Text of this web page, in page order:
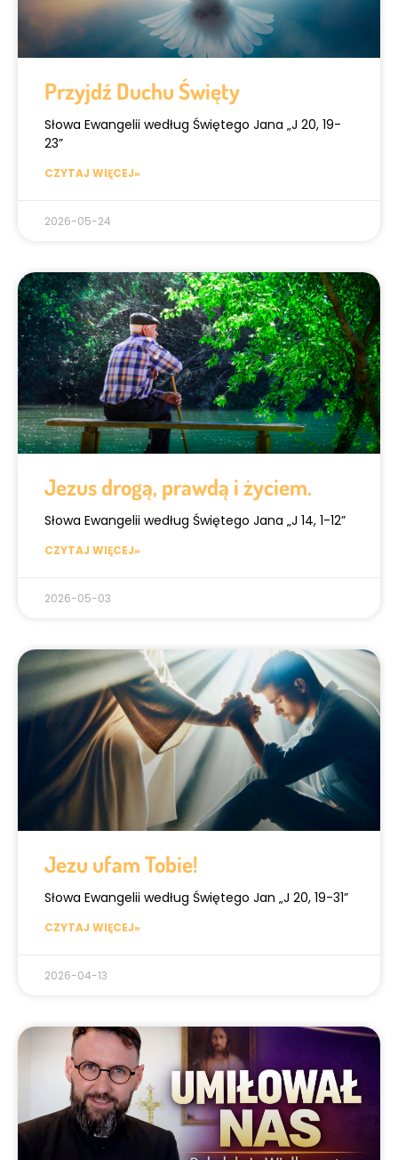
Przyjdź Duchu Święty
Słowa Ewangelii według Świętego Jana „J 20, 19-
23”
CZYTAJ WIĘCEJ»
2026-05-24
Jezus drogą, prawdą i życiem.
Słowa Ewangelii według Świętego Jana „J 14, 1-12”
CZYTAJ WIĘCEJ»
2026-05-03
Jezu ufam Tobie!
Słowa Ewangelii według Świętego Jan „J 20, 19-31”
CZYTAJ WIĘCEJ»
2026-04-13